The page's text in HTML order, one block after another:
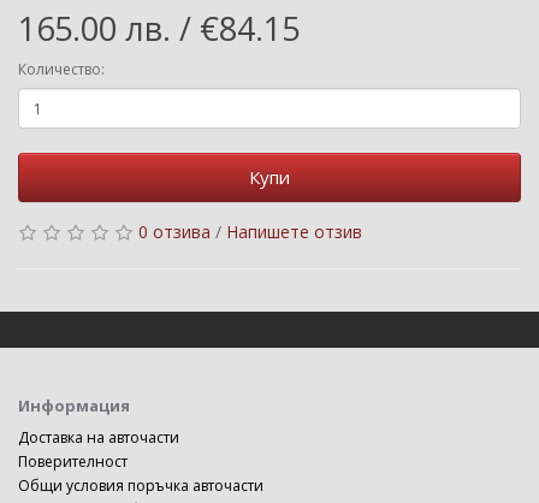
165.00 лв. / €84.15
Количество:
Купи
0 отзива / Напишете отзив
Информация
Доставка на авточасти
Поверителност
Общи условия поръчка авточасти